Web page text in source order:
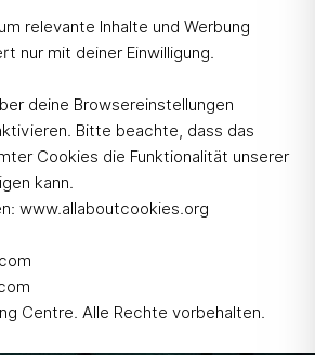
relevante Inhalte und Werbung
nur mit deiner Einwilligung.
deine Browsereinstellungen
Bitte beachte, dass das
Cookies die Funktionalität unserer
kann.
www.allaboutcookies.org
Centre. Alle Rechte vorbehalten.